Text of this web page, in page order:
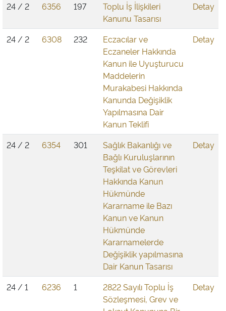
24 / 2 6356 197
Toplu İş İlişkileri
Kanunu Tasarısı
Detay
24 / 2 6308 232
Eczacılar ve
Eczaneler Hakkında
Kanun ile Uyuşturucu
Maddelerin
Murakabesi Hakkında
Kanunda Değişiklik
Yapılmasına Dair
Kanun Teklifi
Detay
24 / 2 6354 301
Sağlık Bakanlığı ve
Bağlı Kuruluşlarının
Teşkilat ve Görevleri
Hakkında Kanun
Hükmünde
Kararname ile Bazı
Kanun ve Kanun
Hükmünde
Kararnamelerde
Değişiklik yapılmasına
Dair Kanun Tasarısı
Detay
24 / 1 6236 1
2822 Sayılı Toplu İş
Sözleşmesi, Grev ve
Detay